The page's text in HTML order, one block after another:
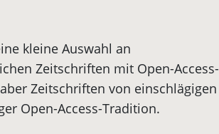
kleine Auswahl an
Zeitschriften mit Open-Access-
Zeitschriften von einschlägigen
Open-Access-Tradition.